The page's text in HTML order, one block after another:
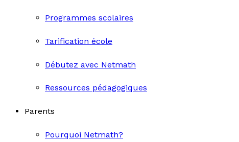
Programmes scolaires
Tarification école
Débutez avec Netmath
Ressources pédagogiques
Parents
Pourquoi Netmath?